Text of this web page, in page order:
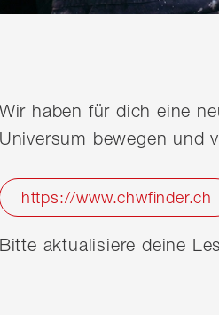
Wir haben für dich eine
Universum bewegen und
https://www.chwfinder.ch
Bitte aktualisiere deine